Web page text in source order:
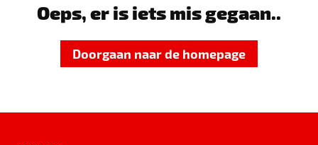
Oeps, er is iets mis gegaan..
Doorgaan naar de homepage